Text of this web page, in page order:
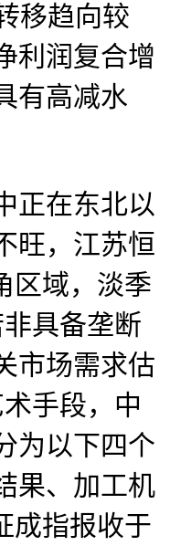
移趋向较
利润复合增
有高减水
正在东北以
旺，江苏恒
区域，淡季
具备垄断
市场需求估
手段，中
为以下四个
果、加工机
成指报收于